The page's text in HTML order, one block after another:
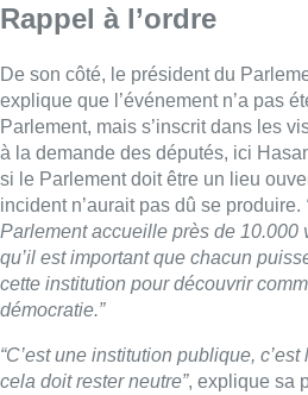
Rappel à l’ordre
De son côté, le président du
explique que l’événement n’a pas
Parlement, mais s’inscrit dans les
à la demande des députés, ici
si le Parlement doit être un lieu
incident n’aurait pas dû se produire.
Parlement accueille près de 10.000
qu’il est important que chacun
cette institution pour découvrir
démocratie.”
“C’est une institution publique,
cela doit rester neutre”, explique sa